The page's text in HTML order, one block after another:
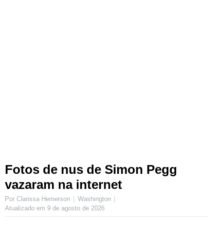
Fotos de nus de Simon Pegg
vazaram na internet
Por Clarissa Hemerson
Washington
Atualizado em 9 de agosto de 2026